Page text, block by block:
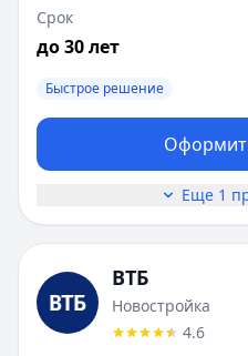
Срок
до 30 лет
Быстрое решение
Еще 1
ВТБ
Новостройка
4.6